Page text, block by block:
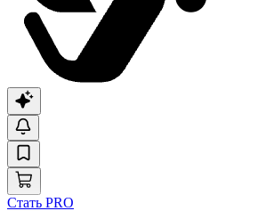
Стать PRO